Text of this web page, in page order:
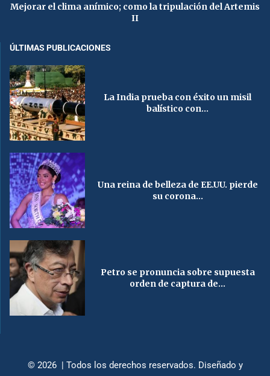
Mejorar el clima anímico; como la tripulación del Artemis
II
ÚLTIMAS PUBLICACIONES
La India prueba con éxito un misil
balístico con...
Una reina de belleza de EE.UU. pierde
su corona...
Petro se pronuncia sobre supuesta
orden de captura de...
© 2026 | Todos los derechos reservados. Diseñado y